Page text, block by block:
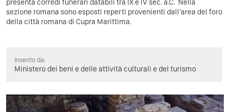
sezione romana sono esposti reperti provenienti dall’area del foro
della città romana di Cupra Marittima.
Inserito da:
Ministero dei beni e delle attività culturali e del turismo